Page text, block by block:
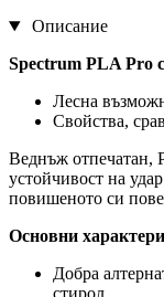
Описание
Spectrum PLA Pro
Лесна
Свойства,
Веднъж отпечатан,
устойчивост на
повишеното си
Основни
Добра
стирол